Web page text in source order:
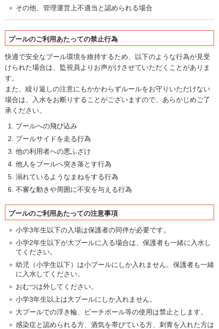
その他、管理運営上不適当と認められる場合
プールのご利用あたっての禁止行為
快適で安全なプール環境を維持するため、以下のような行為が見受
けられた場合は、監視員よりお声がけさせていただくことがありま
す。
また、繰り返しの注意にもかかわらずルールをお守りいただけない
場合は、入水をお断りすることがございますので、あらかじめご了
承ください。
プールへの飛び込み
プールサイドを走る行為
他の利用者への悪ふざけ
他人をプールへ突き落とす行為
溺れているようなまねをする行為
不審な動きや周囲に不安を与える行為
プールのご利用あたっての注意事項
小学3年生以下の入場は保護者の同伴が必要です。
小学2年生以下が大プールに入る場合は、保護者も一緒に入水し
てください。
幼児（小学生以下）は小プールにしか入れません。保護者も一緒
に入水してください。
おむつは外してください。
小学3年生以上は大プールにしか入れません。
大プールでの浮き輪、ビーチボール等の使用は禁止とします。
感染症と認められる方、酒気を帯びている方、刺青を入れた方は